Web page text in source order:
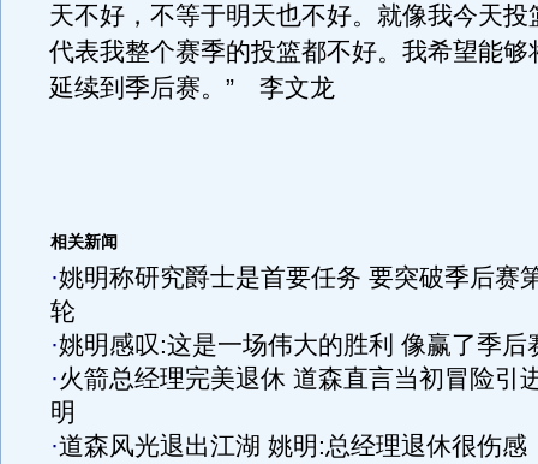
天不好，不等于明天也不好。就像我今天投
代表我整个赛季的投篮都不好。我希望能够
延续到季后赛。” 李文龙
相关新闻
·姚明称研究爵士是首要任务 要突破季后赛
轮
·姚明感叹:这是一场伟大的胜利 像赢了季后
·火箭总经理完美退休 道森直言当初冒险引
明
·道森风光退出江湖 姚明:总经理退休很伤感